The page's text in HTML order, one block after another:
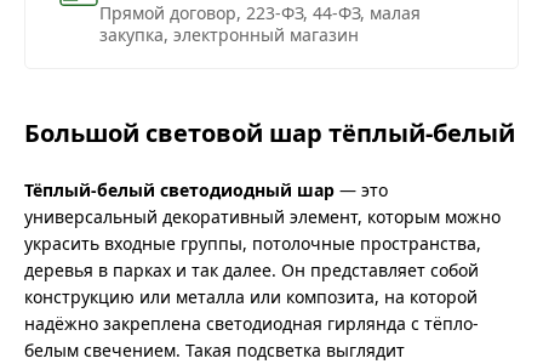
Прямой договор, 223-ФЗ, 44-ФЗ, малая
закупка, электронный магазин
Большой световой шар тёплый-белый
Тёплый-белый светодиодный шар — это
универсальный декоративный элемент, которым можно
украсить входные группы, потолочные пространства,
деревья в парках и так далее. Он представляет собой
конструкцию или металла или композита, на которой
надёжно закреплена светодиодная гирлянда с тёпло-
белым свечением. Такая подсветка выглядит